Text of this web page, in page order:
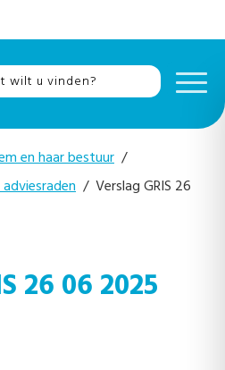
en haar bestuur /
/ Verslag GRIS 26
26 06 2025